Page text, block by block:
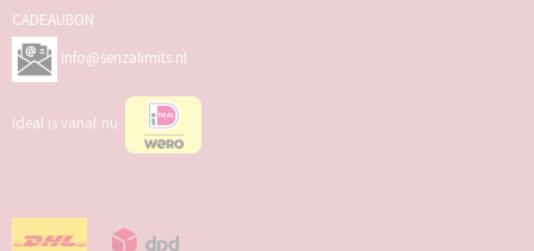
CADEAUBON
info@senzalimits.nl
Ideal is vanaf nu